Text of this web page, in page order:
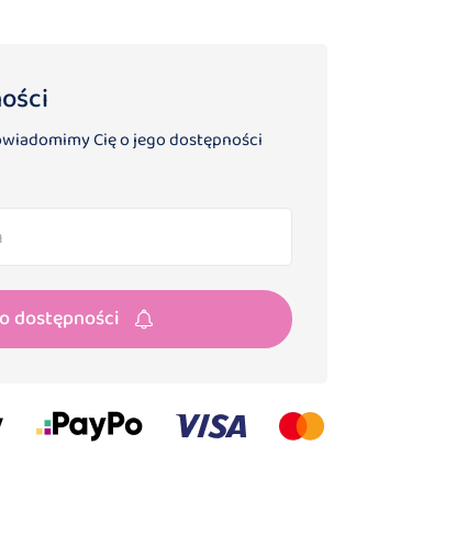
Cię o jego dostępności
dostępności